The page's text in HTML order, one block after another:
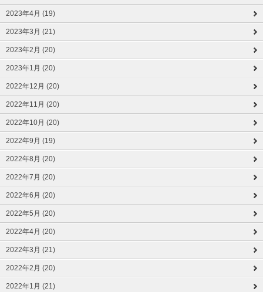
2023年4月 (19)
2023年3月 (21)
2023年2月 (20)
2023年1月 (20)
2022年12月 (20)
2022年11月 (20)
2022年10月 (20)
2022年9月 (19)
2022年8月 (20)
2022年7月 (20)
2022年6月 (20)
2022年5月 (20)
2022年4月 (20)
2022年3月 (21)
2022年2月 (20)
2022年1月 (21)